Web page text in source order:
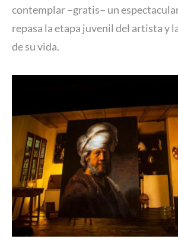
contemplar –gratis– un
repasa la etapa juvenil del artista y
de su vida.